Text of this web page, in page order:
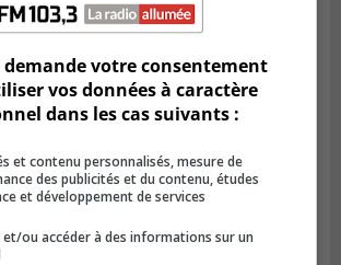
à 15h25
des fermetures sur
à Boucherville
demande votre consentement
vos données à caractère
dans les cas suivants :
et contenu personnalisés, mesure de
des publicités et du contenu, études
et développement de services
ou accéder à des informations sur un